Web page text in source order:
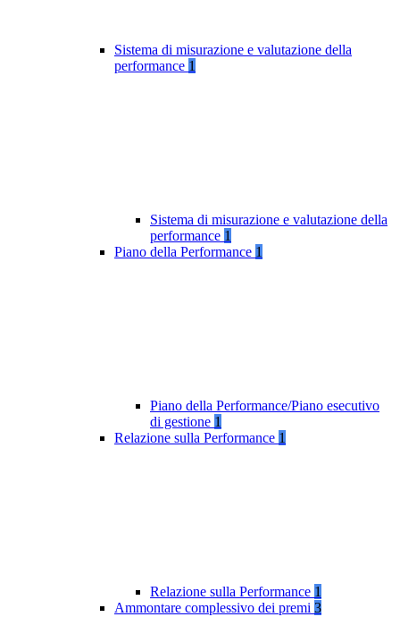
Sistema di misurazione e valutazione della
performance 1
Sistema di misurazione e valutazione della
performance 1
Piano della Performance 1
Piano della Performance/Piano esecutivo
di gestione 1
Relazione sulla Performance 1
Relazione sulla Performance 1
Ammontare complessivo dei premi 3